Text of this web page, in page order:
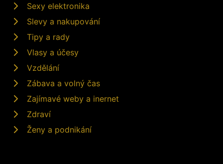
Sexy elektronika
Slevy a nakupování
Tipy a rady
Vlasy a účesy
Vzdělání
Zábava a volný čas
Zajímavé weby a inernet
Zdraví
Ženy a podnikání